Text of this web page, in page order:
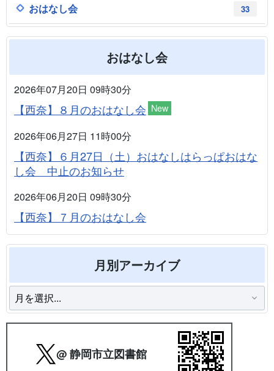
33
おはなし会
おはなし会
2026年07月20日 09時30分
【西奈】８月のおはなし会 New
2026年06月27日 11時00分
【西奈】６月27日（土）おはなしはらっぱおはな
し会 中止のお知らせ
2026年06月20日 09時30分
【西奈】７月のおはなし会
月別アーカイブ
@ 静岡市立図書館